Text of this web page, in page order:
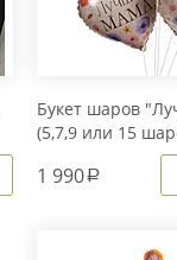
Букет шаров
(5,7,9 или 15
1 990a